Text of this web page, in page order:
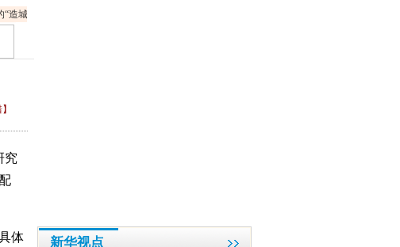
城运动”
究
体
新华视点